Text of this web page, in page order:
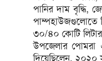
পানির দাম বৃদ্ধি,
পাম্পহাউজগুলোতে
৩০/৪০ কোটি লিটার
উপজেলার পোমরা
দিয়েছিলেন, ২০২০